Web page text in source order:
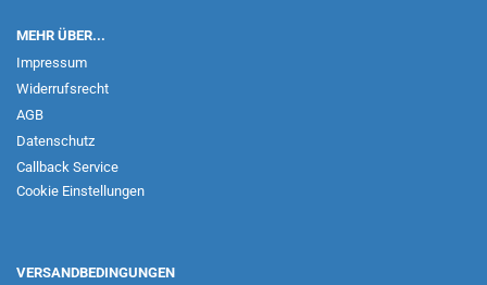
MEHR ÜBER...
Impressum
Widerrufsrecht
AGB
Datenschutz
Callback Service
Cookie Einstellungen
VERSANDBEDINGUNGEN